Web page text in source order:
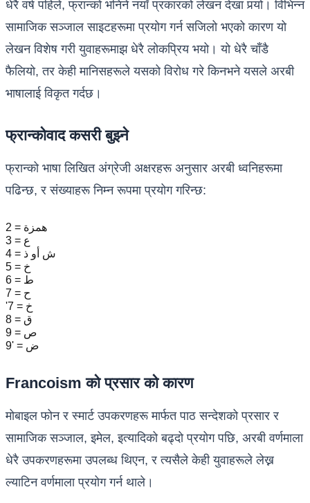
धेरै वर्ष पहिले, फ्रान्को भनिने नयाँ प्रकारको लेखन देखा पर्‍यो। विभिन्न
सामाजिक सञ्जाल साइटहरूमा प्रयोग गर्न सजिलो भएको कारण यो
लेखन विशेष गरी युवाहरूमाझ धेरै लोकप्रिय भयो। यो धेरै चाँडै
फैलियो, तर केही मानिसहरूले यसको विरोध गरे किनभने यसले अरबी
भाषालाई विकृत गर्दछ।
फ्रान्कोवाद कसरी बुझ्ने
फ्रान्को भाषा लिखित अंग्रेजी अक्षरहरू अनुसार अरबी ध्वनिहरूमा
पढिन्छ, र संख्याहरू निम्न रूपमा प्रयोग गरिन्छ:
2 = همزة
3 = ع
4 = ش أو ذ
5 = خ
6 = ط
7 = ح
'7 = خ
8 = ق
9 = ص
9' = ض
Francoism को प्रसार को कारण
मोबाइल फोन र स्मार्ट उपकरणहरू मार्फत पाठ सन्देशको प्रसार र
सामाजिक सञ्जाल, इमेल, इत्यादिको बढ्दो प्रयोग पछि, अरबी वर्णमाला
धेरै उपकरणहरूमा उपलब्ध थिएन, र त्यसैले केही युवाहरूले लेख्न
ल्याटिन वर्णमाला प्रयोग गर्न थाले।